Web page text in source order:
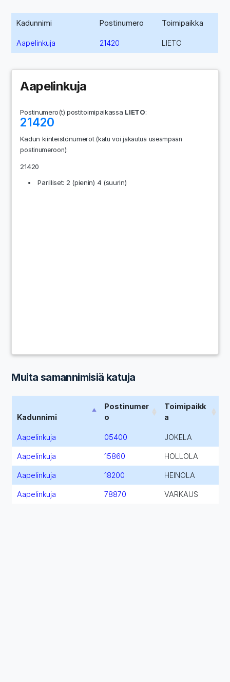
Kadunnimi Postinumero Toimipaikka
Aapelinkuja 21420 LIETO
Aapelinkuja
Postinumero(t) postitoimipaikassa LIETO:
21420
Kadun kiinteistönumerot(katu voi jakautua useampaan
postinumeroon):
21420
Parilliset: 2 (pienin) 4 (suurin)
Muita samannimisiä katuja
Kadunnimi
Postinumer
o
Toimipaikk
a
Aapelinkuja 05400 JOKELA
Aapelinkuja 15860 HOLLOLA
Aapelinkuja 18200 HEINOLA
Aapelinkuja 78870 VARKAUS